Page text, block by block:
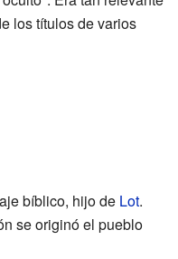
los títulos de varios
bíblico, hijo de Lot.
se originó el pueblo